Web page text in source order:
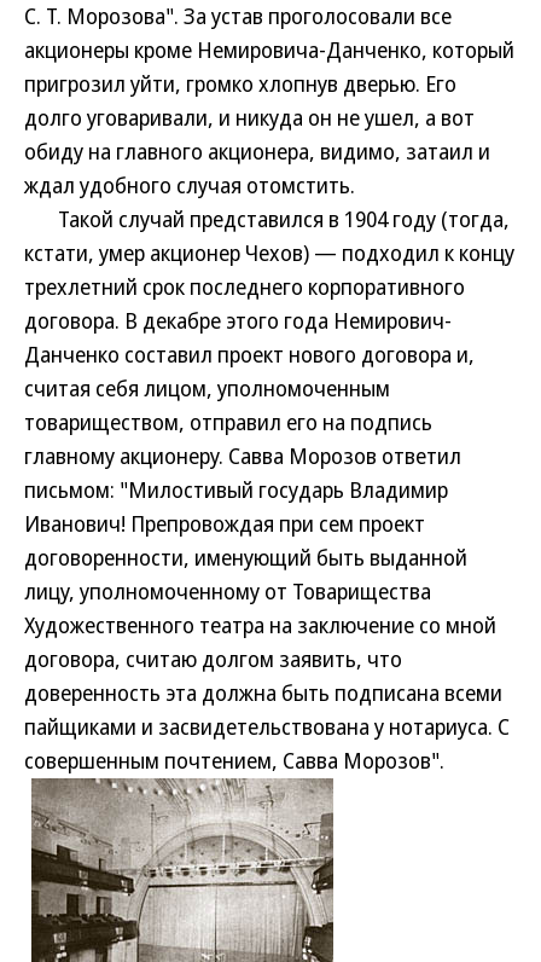
С. Т. Морозова". За устав проголосовали все
акционеры кроме Немировича-Данченко, который
пригрозил уйти, громко хлопнув дверью. Его
долго уговаривали, и никуда он не ушел, а вот
обиду на главного акционера, видимо, затаил и
ждал удобного случая отомстить.
Такой случай представился в 1904 году (тогда,
кстати, умер акционер Чехов) — подходил к концу
трехлетний срок последнего корпоративного
договора. В декабре этого года Немирович-
Данченко составил проект нового договора и,
считая себя лицом, уполномоченным
товариществом, отправил его на подпись
главному акционеру. Савва Морозов ответил
письмом: "Милостивый государь Владимир
Иванович! Препровождая при сем проект
договоренности, именующий быть выданной
лицу, уполномоченному от Товарищества
Художественного театра на заключение со мной
договора, считаю долгом заявить, что
доверенность эта должна быть подписана всеми
пайщиками и засвидетельствована у нотариуса. С
совершенным почтением, Савва Морозов".